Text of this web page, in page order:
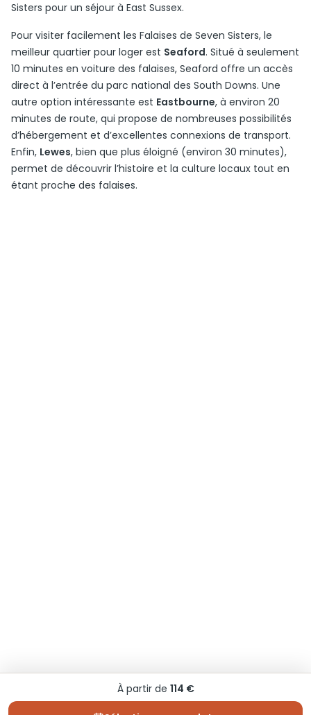
Sisters pour un séjour à East Sussex.
Pour visiter facilement les Falaises de Seven Sisters, le
meilleur quartier pour loger est Seaford. Situé à seulement
10 minutes en voiture des falaises, Seaford offre un accès
direct à l’entrée du parc national des South Downs. Une
autre option intéressante est Eastbourne, à environ 20
minutes de route, qui propose de nombreuses possibilités
d’hébergement et d’excellentes connexions de transport.
Enfin, Lewes, bien que plus éloigné (environ 30 minutes),
permet de découvrir l’histoire et la culture locaux tout en
étant proche des falaises.
À partir de 114 €